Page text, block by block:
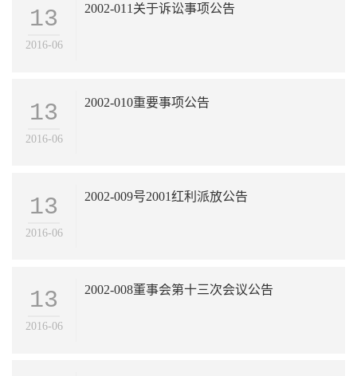
13
2016-06
2002-011关于诉讼事项公告
13
2016-06
2002-010重要事项公告
13
2016-06
2002-009号2001红利派放公告
13
2016-06
2002-008董事会第十三次会议公告